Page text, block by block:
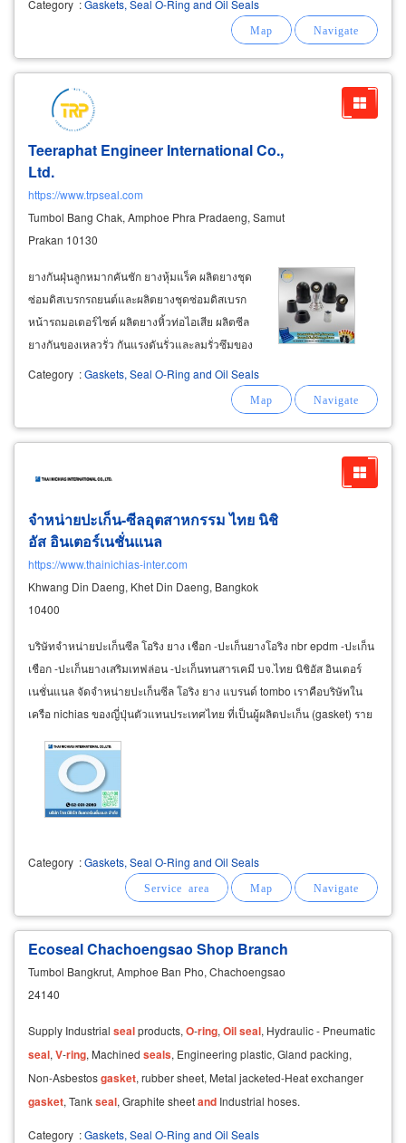
Category :Gaskets, Seal O-Ring and Oil Seals
Teeraphat Engineer International Co.,
Ltd.
https://www.trpseal.com
Tumbol Bang Chak, Amphoe Phra Pradaeng, Samut
Prakan 10130
ยางกันฝุ่นลูกหมากคันชัก ยางหุ้มแร็ค ผลิตยางชุด
ซ่อมดิสเบรกรถยนต์และผลิตยางชุดซ่อมดิสเบรก
หน้ารถมอเตอร์ไซค์ ผลิตยางหิ้วท่อไอเสีย ผลิตซีล
ยางกันของเหลวรั่ว กันแรงดันรั่วและลมรั่วซึมของ
ระบบไฮดรอลิคและชิ้นส่วนยางในระบบนิวเมติกส์ ผู้
Category :Gaskets, Seal O-Ring and Oil Seals
จำหน่ายปะเก็น-ซีลอุตสาหกรรม ไทย นิชิ
อัส อินเตอร์เนชั่นแนล
https://www.thainichias-inter.com
Khwang Din Daeng, Khet Din Daeng, Bangkok
10400
บริษัทจำหน่ายปะเก็นซีล โอริง ยาง เชือก -ปะเก็นยางโอริง nbr epdm -ปะเก็น
เชือก -ปะเก็นยางเสริมเทฟล่อน -ปะเก็นทนสารเคมี บจ.ไทย นิชิอัส อินเตอร์
เนชั่นแนล จัดจำหน่ายปะเก็นซีล โอริง ยาง แบรนด์ tombo เราคือบริษัทใน
เครือ nichias ของญี่ปุ่นตัวแทนประเทศไทย ที่เป็นผู้ผลิตปะเก็น (gasket) ราย
Category :Gaskets, Seal O-Ring and Oil Seals
Ecoseal Chachoengsao Shop Branch
Tumbol Bangkrut, Amphoe Ban Pho, Chachoengsao
24140
Supply Industrial sealproducts, O-ring, Oilseal, Hydraulic - Pneumatic
seal, V-ring, Machined seals, Engineering plastic, Gland packing,
Non-Asbestosgasket, rubber sheet, Metal jacketed-Heat exchanger
gasket, Tankseal, Graphite sheetand Industrial hoses.
Category :Gaskets, Seal O-Ring and Oil Seals